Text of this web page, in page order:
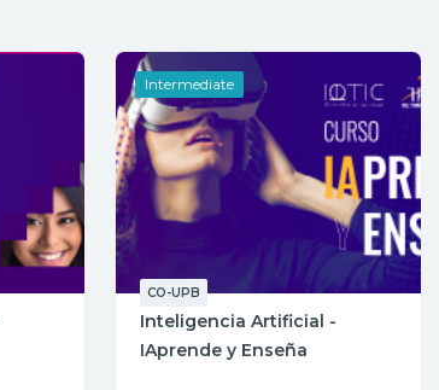
Intermediate
CO-UPB
Inteligencia Artificial -
IAprende y Enseña